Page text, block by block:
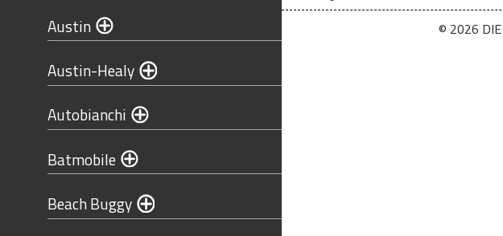
Austin
Austin-Healy
Autobianchi
Batmobile
Beach Buggy
© 2026